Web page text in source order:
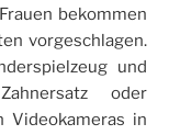
bekommen
vorgeschlagen.
und
oder
Videokameras in